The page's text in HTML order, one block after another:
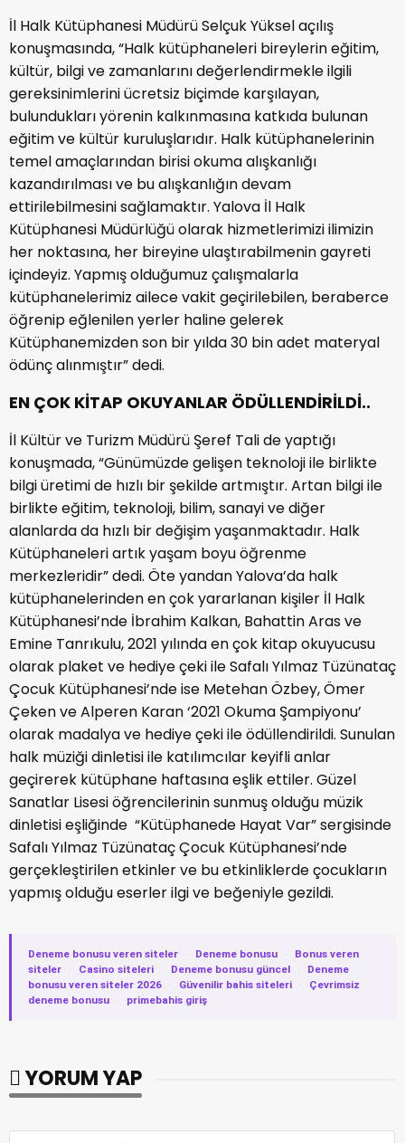
İl Halk Kütüphanesi Müdürü Selçuk Yüksel açılış
konuşmasında, “Halk kütüphaneleri bireylerin eğitim,
kültür, bilgi ve zamanlarını değerlendirmekle ilgili
gereksinimlerini ücretsiz biçimde karşılayan,
bulundukları yörenin kalkınmasına katkıda bulunan
eğitim ve kültür kuruluşlarıdır. Halk kütüphanelerinin
temel amaçlarından birisi okuma alışkanlığı
kazandırılması ve bu alışkanlığın devam
ettirilebilmesini sağlamaktır. Yalova İl Halk
Kütüphanesi Müdürlüğü olarak hizmetlerimizi ilimizin
her noktasına, her bireyine ulaştırabilmenin gayreti
içindeyiz. Yapmış olduğumuz çalışmalarla
kütüphanelerimiz ailece vakit geçirilebilen, beraberce
öğrenip eğlenilen yerler haline gelerek
Kütüphanemizden son bir yılda 30 bin adet materyal
ödünç alınmıştır” dedi.
EN ÇOK KİTAP OKUYANLAR ÖDÜLLENDİRİLDİ..
İl Kültür ve Turizm Müdürü Şeref Tali de yaptığı
konuşmada, “Günümüzde gelişen teknoloji ile birlikte
bilgi üretimi de hızlı bir şekilde artmıştır. Artan bilgi ile
birlikte eğitim, teknoloji, bilim, sanayi ve diğer
alanlarda da hızlı bir değişim yaşanmaktadır. Halk
Kütüphaneleri artık yaşam boyu öğrenme
merkezleridir” dedi. Öte yandan Yalova’da halk
kütüphanelerinden en çok yararlanan kişiler İl Halk
Kütüphanesi’nde İbrahim Kalkan, Bahattin Aras ve
Emine Tanrıkulu, 2021 yılında en çok kitap okuyucusu
olarak plaket ve hediye çeki ile Safalı Yılmaz Tüzünataç
Çocuk Kütüphanesi’nde ise Metehan Özbey, Ömer
Çeken ve Alperen Karan ‘2021 Okuma Şampiyonu’
olarak madalya ve hediye çeki ile ödüllendirildi. Sunulan
halk müziği dinletisi ile katılımcılar keyifli anlar
geçirerek kütüphane haftasına eşlik ettiler. Güzel
Sanatlar Lisesi öğrencilerinin sunmuş olduğu müzik
dinletisi eşliğinde “Kütüphanede Hayat Var” sergisinde
Safalı Yılmaz Tüzünataç Çocuk Kütüphanesi’nde
gerçekleştirilen etkinler ve bu etkinliklerde çocukların
yapmış olduğu eserler ilgi ve beğeniyle gezildi.
Deneme bonusu veren siteler · Deneme bonusu ·
Bonus veren
siteler
· Casino siteleri · Deneme bonusu güncel ·
Deneme
bonusu veren siteler 2026
· Güvenilir bahis siteleri ·
Çevrimsiz
deneme bonusu
· primebahis giriş
YORUM YAP